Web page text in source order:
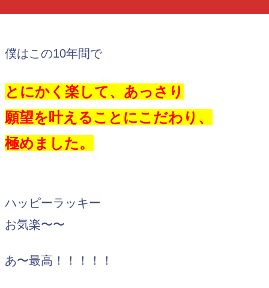
僕はこの10年間で
とにかく楽して、あっさり
願望を叶えることにこだわり、
極めました。
ハッピーラッキー
お気楽〜〜
あ〜最高！！！！！